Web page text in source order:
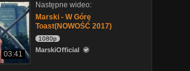
03:41
Następne wideo:
Marski - W Górę
Toast(NOWOŚĆ 2017)
1080p
MarskiOfficial